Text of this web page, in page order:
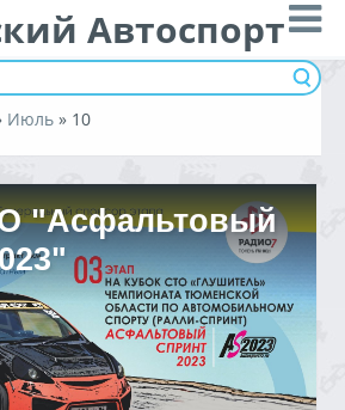
Автоспорт
Июль » 10
"Асфальтовый